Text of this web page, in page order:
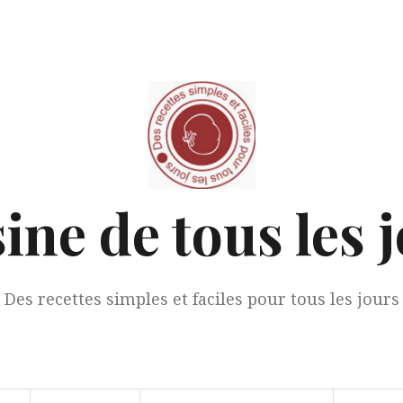
de tous les
Des recettes simples et faciles pour tous les jours